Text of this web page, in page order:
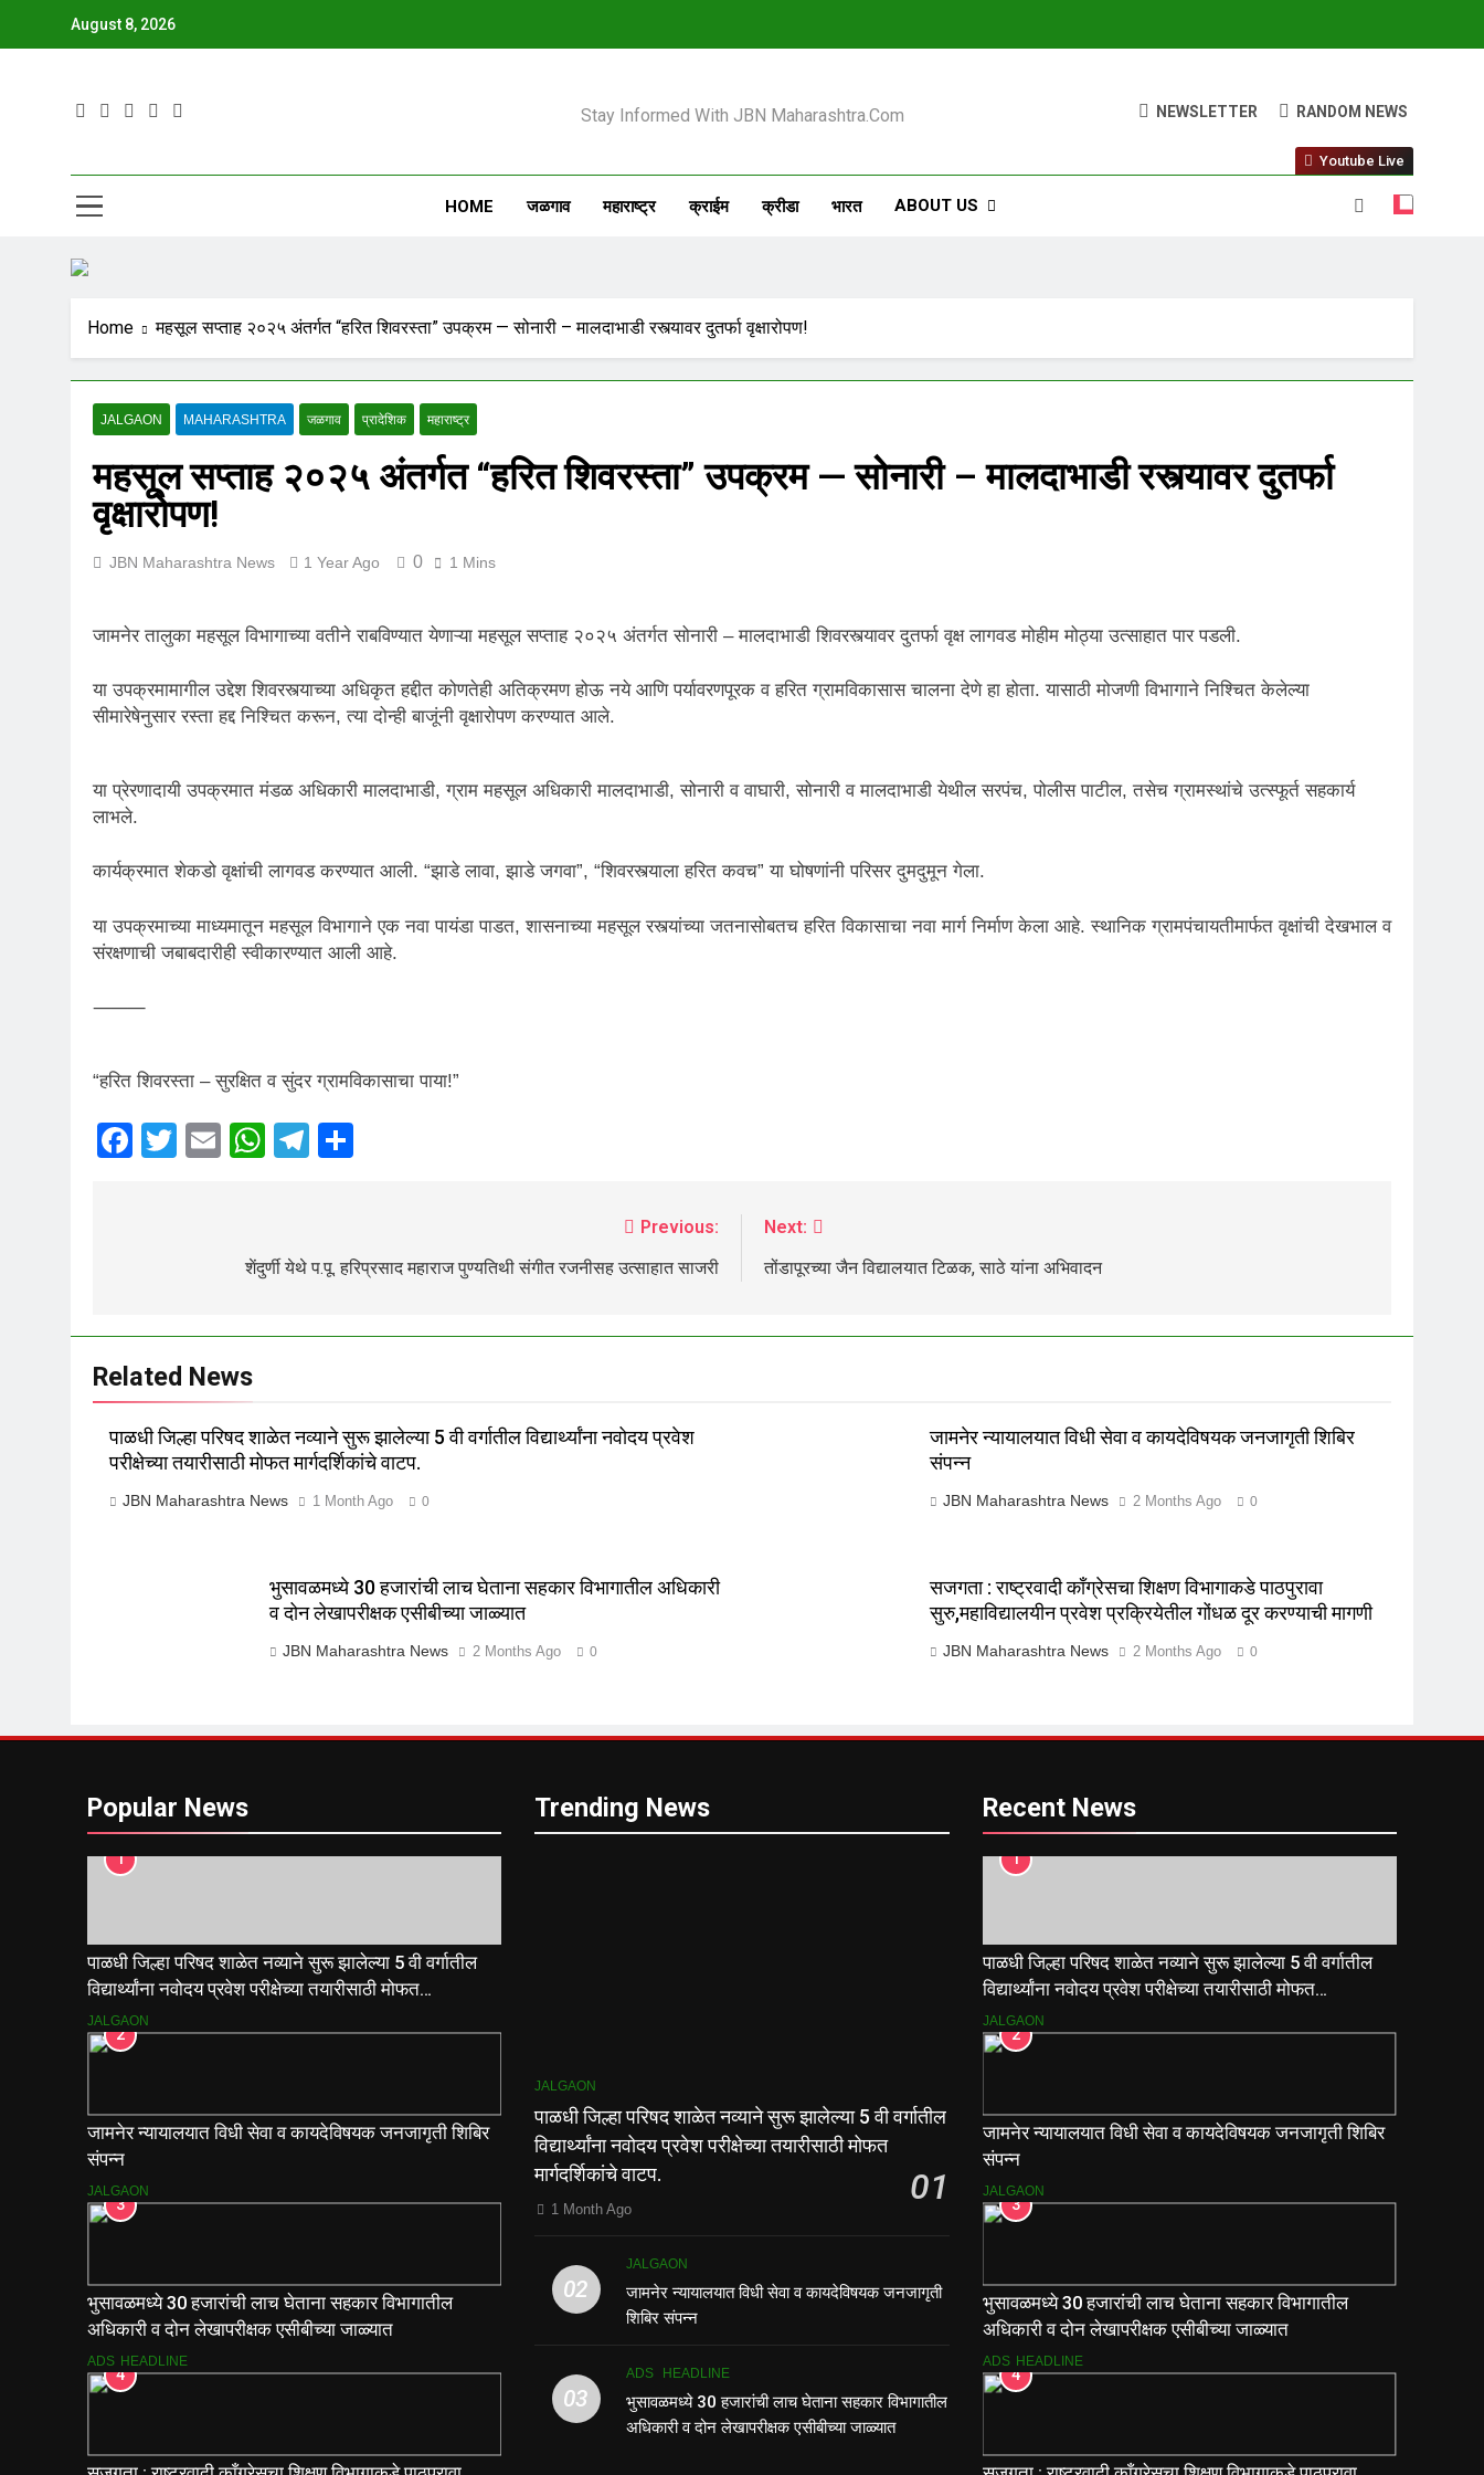
August 8, 2026
JBN Maharashtra
Stay Informed With JBN Maharashtra.com NEWSLETTER RANDOM NEWS
HOME जळगाव महाराष्ट्र क्राईम क्रीडा भारत ABOUT US
Youtube Live
Home महसूल सप्ताह २०२५ अंतर्गत “हरित शिवरस्ता” उपक्रम — सोनारी – मालदाभाडी रस्त्यावर दुतर्फा वृक्षारोपण!
JALGAON MAHARASHTRA जळगाव प्रादेशिक महाराष्ट्र
महसूल सप्ताह २०२५ अंतर्गत “हरित शिवरस्ता” उपक्रम — सोनारी – मालदाभाडी रस्त्यावर दुतर्फा
वृक्षारोपण!
JBN Maharashtra News 1 Year Ago 0 1 Mins
जामनेर तालुका महसूल विभागाच्या वतीने राबविण्यात येणाऱ्या महसूल सप्ताह २०२५ अंतर्गत सोनारी – मालदाभाडी शिवरस्त्यावर दुतर्फा वृक्ष लागवड मोहीम मोठ्या उत्साहात पार पडली.
या उपक्रमामागील उद्देश शिवरस्त्याच्या अधिकृत हद्दीत कोणतेही अतिक्रमण होऊ नये आणि पर्यावरणपूरक व हरित ग्रामविकासास चालना देणे हा होता. यासाठी मोजणी विभागाने निश्चित केलेल्या
सीमारेषेनुसार रस्ता हद्द निश्चित करून, त्या दोन्ही बाजूंनी वृक्षारोपण करण्यात आले.
या प्रेरणादायी उपक्रमात मंडळ अधिकारी मालदाभाडी, ग्राम महसूल अधिकारी मालदाभाडी, सोनारी व वाघारी, सोनारी व मालदाभाडी येथील सरपंच, पोलीस पाटील, तसेच ग्रामस्थांचे उत्स्फूर्त सहकार्य
लाभले.
कार्यक्रमात शेकडो वृक्षांची लागवड करण्यात आली. “झाडे लावा, झाडे जगवा”, “शिवरस्त्याला हरित कवच” या घोषणांनी परिसर दुमदुमून गेला.
या उपक्रमाच्या माध्यमातून महसूल विभागाने एक नवा पायंडा पाडत, शासनाच्या महसूल रस्त्यांच्या जतनासोबतच हरित विकासाचा नवा मार्ग निर्माण केला आहे. स्थानिक ग्रामपंचायतीमार्फत वृक्षांची देखभाल व
संरक्षणाची जबाबदारीही स्वीकारण्यात आली आहे.
⸻
“हरित शिवरस्ता – सुरक्षित व सुंदर ग्रामविकासाचा पाया!”
Facebook
Twitter
EmailWhatsApp
Telegram
Previous:
शेंदुर्णी येथे प.पू. हरिप्रसाद महाराज पुण्यतिथी संगीत रजनीसह उत्साहात साजरी
Next:
तोंडापूरच्या जैन विद्यालयात टिळक, साठे यांना अभिवादन
Related News
पाळधी जिल्हा परिषद शाळेत नव्याने सुरू झालेल्या 5 वी वर्गातील विद्यार्थ्यांना नवोदय प्रवेश
परीक्षेच्या तयारीसाठी मोफत मार्गदर्शिकांचे वाटप.
JBN Maharashtra News 1 Month Ago 0
जामनेर न्यायालयात विधी सेवा व कायदेविषयक जनजागृती शिबिर
संपन्न
JBN Maharashtra News 2 Months Ago 0
भुसावळमध्ये 30 हजारांची लाच घेताना सहकार विभागातील अधिकारी
व दोन लेखापरीक्षक एसीबीच्या जाळ्यात
JBN Maharashtra News 2 Months Ago 0
सजगता : राष्ट्रवादी काँग्रेसचा शिक्षण विभागाकडे पाठपुरावा
सुरु,महाविद्यालयीन प्रवेश प्रक्रियेतील गोंधळ दूर करण्याची मागणी
JBN Maharashtra News 2 Months Ago 0
Popular News
1
पाळधी जिल्हा परिषद शाळेत नव्याने सुरू झालेल्या 5 वी वर्गातील
विद्यार्थ्यांना नवोदय प्रवेश परीक्षेच्या तयारीसाठी मोफत
मार्गदर्शिकांचे वाटप.
JALGAON
2
जामनेर न्यायालयात विधी सेवा व कायदेविषयक जनजागृती शिबिर
संपन्न
JALGAON
3
भुसावळमध्ये 30 हजारांची लाच घेताना सहकार विभागातील
अधिकारी व दोन लेखापरीक्षक एसीबीच्या जाळ्यात
ADS HEADLINE
4
Trending News
JALGAON
पाळधी जिल्हा परिषद शाळेत नव्याने सुरू झालेल्या 5 वी वर्गातील
विद्यार्थ्यांना नवोदय प्रवेश परीक्षेच्या तयारीसाठी मोफत
मार्गदर्शिकांचे वाटप.
01
1 Month Ago
02
JALGAON
जामनेर न्यायालयात विधी सेवा व कायदेविषयक जनजागृती
शिबिर संपन्न
03
ADS HEADLINE
भुसावळमध्ये 30 हजारांची लाच घेताना सहकार विभागातील
अधिकारी व दोन लेखापरीक्षक एसीबीच्या जाळ्यात
Recent News
1
पाळधी जिल्हा परिषद शाळेत नव्याने सुरू झालेल्या 5 वी वर्गातील
विद्यार्थ्यांना नवोदय प्रवेश परीक्षेच्या तयारीसाठी मोफत
मार्गदर्शिकांचे वाटप.
JALGAON
2
जामनेर न्यायालयात विधी सेवा व कायदेविषयक जनजागृती शिबिर
संपन्न
JALGAON
3
भुसावळमध्ये 30 हजारांची लाच घेताना सहकार विभागातील
अधिकारी व दोन लेखापरीक्षक एसीबीच्या जाळ्यात
ADS HEADLINE
4